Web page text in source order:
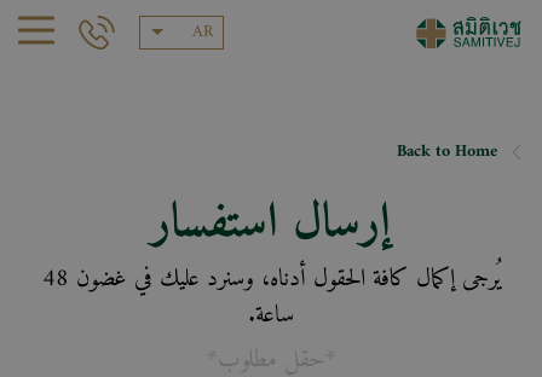
AR
Back to Home
إرسال استفسار
يُرجى إكمال كافة الحقول أدناه، وسنرد عليك في غضون 48
ساعة.
*حقل مطلوب*